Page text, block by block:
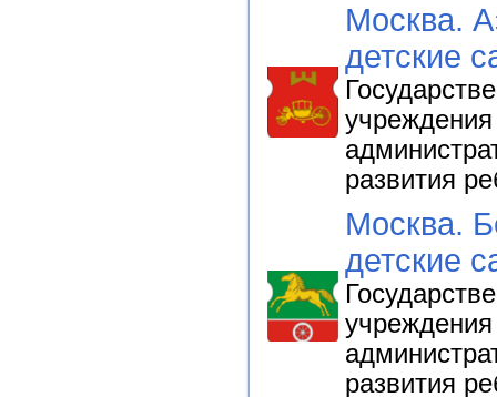
Москва.
детские
развития
Москва.
детские
развития